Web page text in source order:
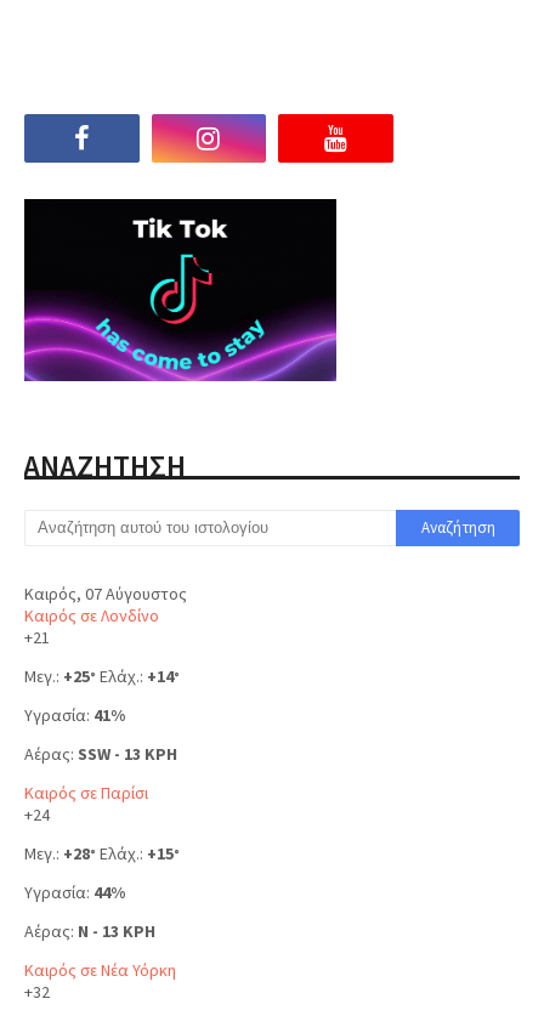
ΑΝΑΖΗΤΗΣΗ
Καιρός, 07 Αύγουστος
Καιρός σε Λονδίνο
+21
Μεγ.: +25° Ελάχ.: +14°
Υγρασία: 41%
Αέρας: SSW - 13 KPH
Καιρός σε Παρίσι
+24
Μεγ.: +28° Ελάχ.: +15°
Υγρασία: 44%
Αέρας: N - 13 KPH
Καιρός σε Νέα Υόρκη
+32